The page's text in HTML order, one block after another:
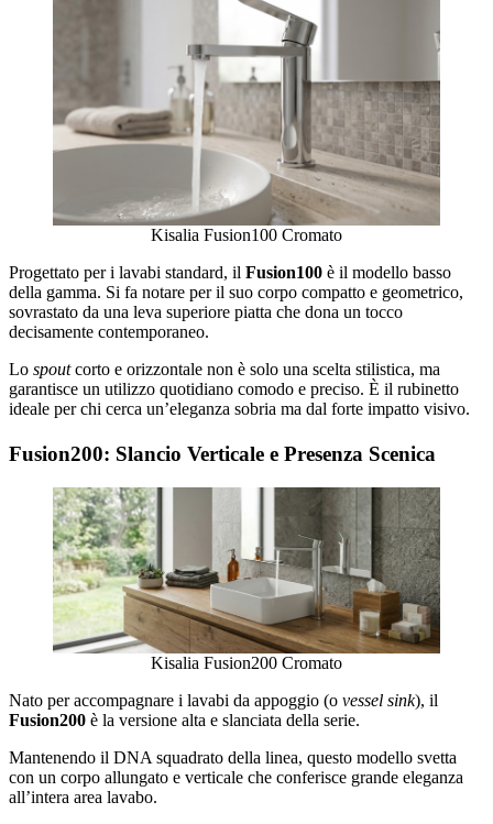
Kisalia Fusion100 Cromato
Progettato per i lavabi standard, il Fusion100 è il modello basso
della gamma. Si fa notare per il suo corpo compatto e geometrico,
sovrastato da una leva superiore piatta che dona un tocco
decisamente contemporaneo.
Lo spoutcorto e orizzontale non è solo una scelta stilistica, ma
garantisce un utilizzo quotidiano comodo e preciso. È il rubinetto
ideale per chi cerca un’eleganza sobria ma dal forte impatto visivo.
Fusion200: Slancio Verticale e Presenza Scenica
Kisalia Fusion200 Cromato
Nato per accompagnare i lavabi da appoggio (o vessel sink), il
Fusion200 è la versione alta e slanciata della serie.
Mantenendo il DNA squadrato della linea, questo modello svetta
con un corpo allungato e verticale che conferisce grande eleganza
all’intera area lavabo.